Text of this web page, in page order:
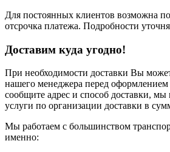
Для постоянных клиентов возможна
отсрочка платежа. Подробности
Доставим куда угодно!
При необходимости доставки Вы
нашего менеджера перед оформлением
сообщите адрес и способ доставки,
услуги по организации доставки в
Мы работаем с большинством
именно: